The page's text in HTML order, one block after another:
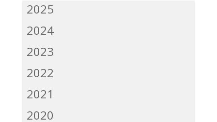
2025
2024
2023
2022
2021
2020